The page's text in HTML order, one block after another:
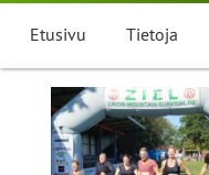
Etusivu Tietoja